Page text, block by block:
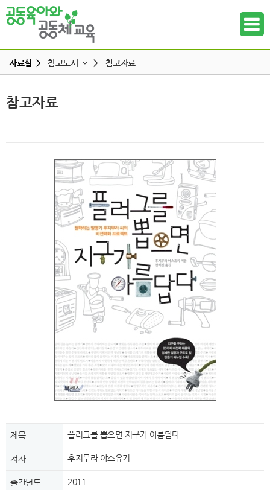
하위메뉴
하위메뉴
하위메뉴
하위메뉴
자료실 > 참고도서 >
연구자료
동영상
언론보도
발간도서
참고자료
참고자료
제목 플러그를 뽑으면 지구가 아름답다
저자 후지무라 야스유키
출간년도 2011